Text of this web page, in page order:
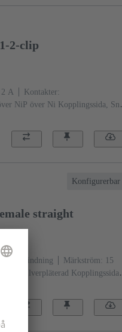
2-clip
‌2 A
Kontakter:
NiP över Ni Kopplingssida, Sn
Kretskortsfixering: Med
glasfiberfylld
RAL 7032
Konfigurerbar
straight
Märkström: ‌15
Silverpläterad Kopplingssida,